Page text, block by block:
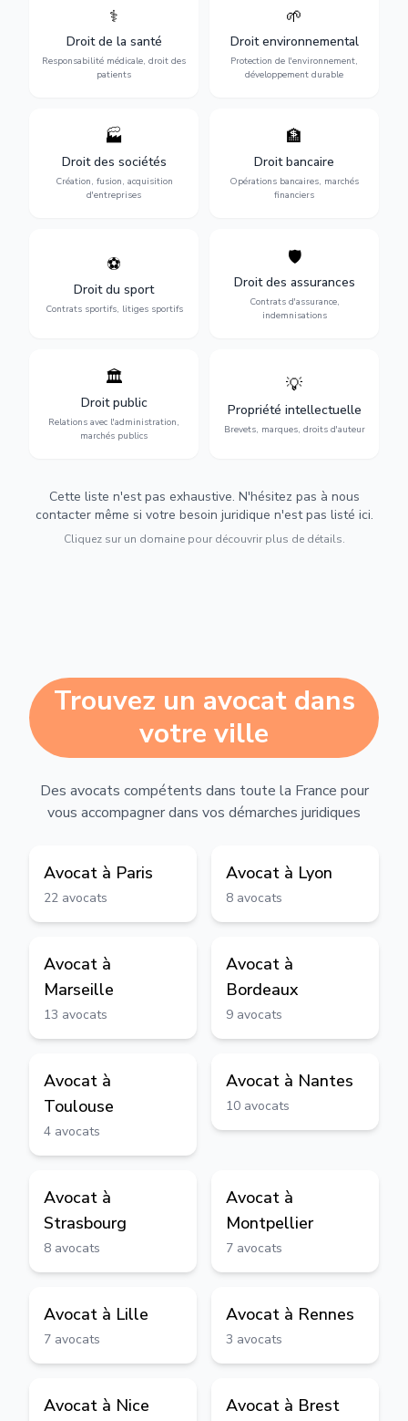
⚕️
Droit de la santé
Responsabilité médicale, droit des
patients
Défense de vos droits
médicales, responsabilité
des praticiens et
indemnisation.
🌱
Droit environnemental
Protection de l'environnement,
développement durable
Protection de
conformité
environnementale, litiges et
développement durable.
🏭
Droit des sociétés
Création, fusion, acquisition
d'entreprises
Structuration de votre
société : création, fusion-
acquisition, gouvernance et
restructuration.
🏦
Droit bancaire
Opérations bancaires, marchés
financiers
Gestion de vos opérations
financières : contentieux
bancaire, investissements et
régulation.
⚽
Droit du sport
Contrats sportifs, litiges sportifs
Expertise en droit sportif :
transferts, sponsoring et
contentieux.
🛡️
Droit des assurances
Contrats d'assurance,
indemnisations
Défense de vos intérêts :
contrats d'assurance,
sinistres et indemnisations
optimales.
🏛️
Droit public
Relations avec l'administration,
marchés publics
Gestion de vos relations
avec l'administration :
marchés publics,
urbanisme et contentieux.
💡
Propriété intellectuelle
Brevets, marques, droits d'auteur
Protection de vos créations
d'auteur et lutte contre la
contrefaçon.
Cette liste n'est pas exhaustive. N'hésitez pas à nous
contacter même si votre besoin juridique n'est pas listé ici.
Cliquez sur un domaine pour découvrir plus de détails.
Trouvez un avocat dans
votre ville
Des avocats compétents dans toute la France pour
vous accompagner dans vos démarches juridiques
Avocat à Paris
22 avocats
Avocat à Lyon
8 avocats
Avocat à
Marseille
13 avocats
Avocat à
Bordeaux
9 avocats
Avocat à
Toulouse
4 avocats
Avocat à Nantes
10 avocats
Avocat à
Strasbourg
8 avocats
Avocat à
Montpellier
7 avocats
Avocat à Lille
7 avocats
Avocat à Rennes
3 avocats
Avocat à Nice Avocat à Brest